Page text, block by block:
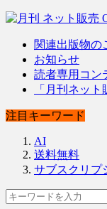
関連出版物の
お知らせ
読者専用コン
「月刊ネット
注目キーワード
AI
送料無料
サブスクリプ